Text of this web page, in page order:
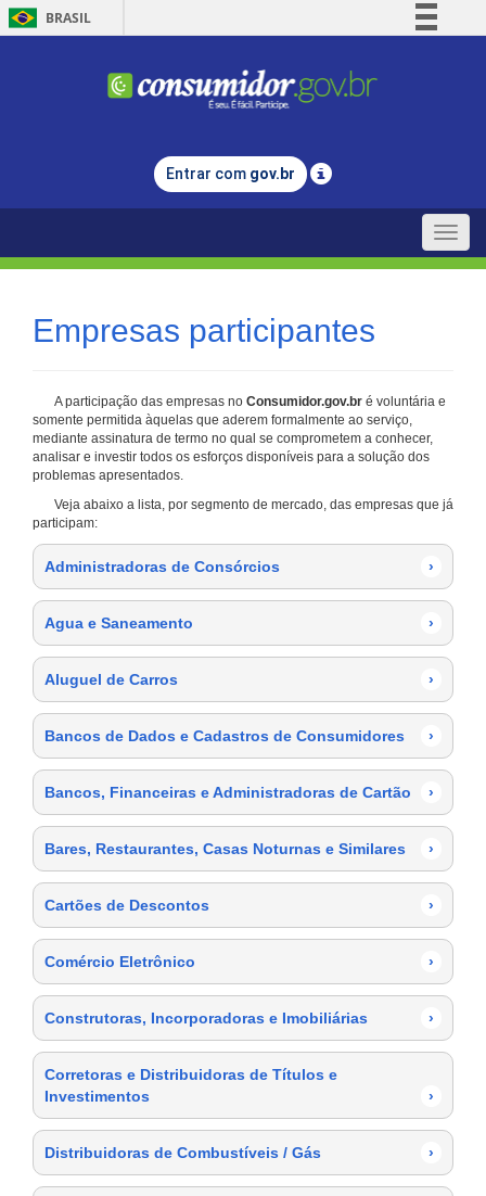
BRASIL
Comunica BR
Legislação
Entrar com gov.br
Toggle
Empresas participantes
A participação das empresas no Consumidor.gov.br é voluntária e
somente permitida àquelas que aderem formalmente ao serviço,
mediante assinatura de termo no qual se comprometem a conhecer,
analisar e investir todos os esforços disponíveis para a solução dos
problemas apresentados.
Veja abaixo a lista, por segmento de mercado, das empresas que já
participam:
Administradoras de Consórcios ›
Agua e Saneamento ›
Aluguel de Carros ›
Bancos de Dados e Cadastros de Consumidores ›
Bancos, Financeiras e Administradoras de Cartão ›
Bares, Restaurantes, Casas Noturnas e Similares ›
Cartões de Descontos ›
Comércio Eletrônico ›
Construtoras, Incorporadoras e Imobiliárias ›
Corretoras e Distribuidoras de Títulos e
Investimentos
›
Distribuidoras de Combustíveis / Gás ›